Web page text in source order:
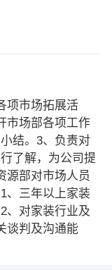
项市场拓展活
市场部各项工作
结。3、负责对
了解，为公司提
源部对市场人员
、三年以上家装
、对家装行业及
谈判及沟通能